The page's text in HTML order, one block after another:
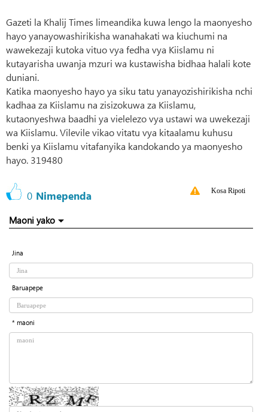
Gazeti la Khalij Times limeandika kuwa lengo la maonyesho
hayo yanayowashirikisha wanahakati wa kiuchumi na
wawekezaji kutoka vituo vya fedha vya Kiislamu ni
kutayarisha uwanja mzuri wa kustawisha bidhaa halali kote
duniani.
Katika maonyesho hayo ya siku tatu yanayozishirikisha nchi
kadhaa za Kiislamu na zisizokuwa za Kiislamu,
kutaonyeshwa baadhi ya vielelezo vya ustawi wa uwekezaji
wa Kiislamu. Vilevile vikao vitatu vya kitaalamu kuhusu
benki ya Kiislamu vitafanyika kandokando ya maonyesho
hayo. 319480
0 Nimependa Kosa Ripoti
Maoni yako
Jina
Baruapepe
* maoni